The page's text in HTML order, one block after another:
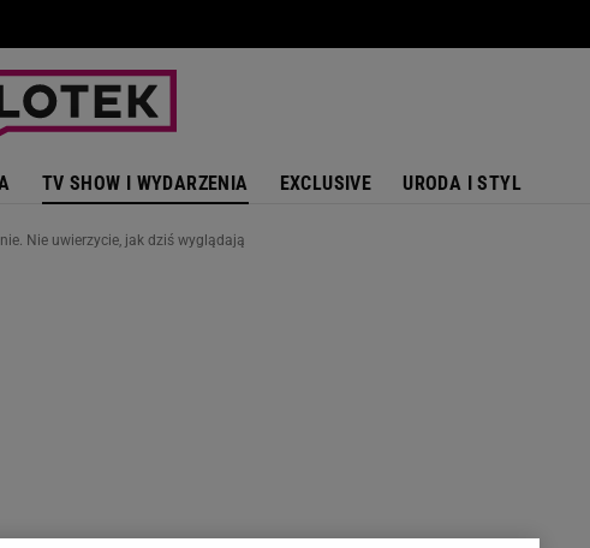
TV SHOW I WYDARZENIA EXCLUSIVE URODA I STYL
Nie uwierzycie, jak dziś wyglądają